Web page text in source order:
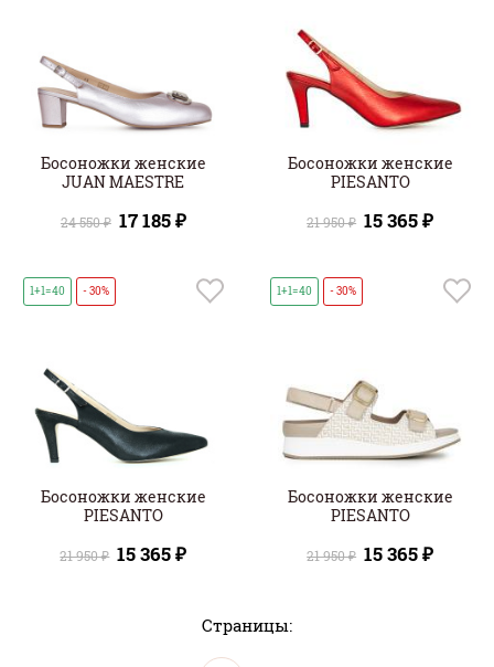
Босоножки женские
JUAN MAESTRE
24 550 ₽ 17 185 ₽
Босоножки женские
PIESANTO
21 950 ₽ 15 365 ₽
1+1=40 - 30%
Босоножки женские
PIESANTO
21 950 ₽ 15 365 ₽
1+1=40 - 30%
Босоножки женские
PIESANTO
21 950 ₽ 15 365 ₽
Страницы: